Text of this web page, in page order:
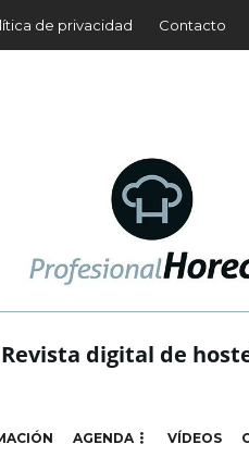
de privacidad Contacto
Revista digital de
AGENDA VÍDEOS